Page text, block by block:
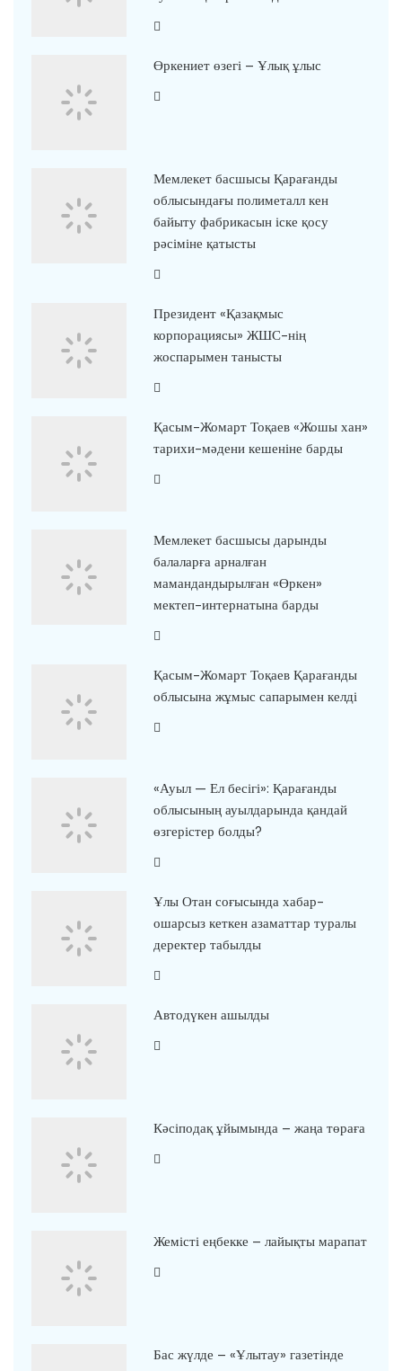
Өркениет өзегі – Ұлық ұлыс
Мемлекет басшысы Қарағанды
облысындағы полиметалл кен
байыту фабрикасын іске қосу
рәсіміне қатысты
Президент «Қазақмыс
корпорациясы» ЖШС-нің
жоспарымен танысты
Қасым-Жомарт Тоқаев «Жошы хан»
тарихи-мәдени кешеніне барды
Мемлекет басшысы дарынды
балаларға арналған
мамандандырылған «Өркен»
мектеп-интернатына барды
Қасым-Жомарт Тоқаев Қарағанды
облысына жұмыс сапарымен келді
«Ауыл — Ел бесігі»: Қарағанды
облысының ауылдарында қандай
өзгерістер болды?
Ұлы Отан соғысында хабар-
ошарсыз кеткен азаматтар туралы
деректер табылды
Автодүкен ашылды
Кәсіподақ ұйымында – жаңа төраға
Жемісті еңбекке – лайықты марапат
Бас жүлде – «Ұлытау» газетінде